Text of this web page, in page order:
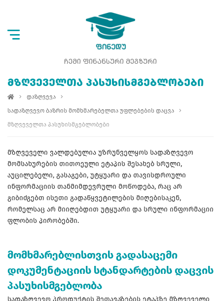
ᲩᲔᲛᲘ ᲤᲘᲜᲐᲜᲡᲣᲠᲘ ᲛᲔᲒᲖᲣᲠᲘ
ᲛᲖᲦᲕᲔᲕᲔᲚᲗᲐ ᲞᲐᲡᲣᲮᲘᲡᲛᲒᲔᲑᲚᲝᲑᲔᲑᲘ
დაზღვევა
სადაზღვევო ბაზრის მომხმარებელთა უფლებების დაცვა
მზღვეველთა პასუხისმგებლობები
მზღვეველი ვალდებულია უზრუნველყოს სადაზღვევო
მომსახურების თითოეული ეტაპის შესახებ სრული,
აუცილებელი, გასაგები, უტყუარი და თავისდროული
ინფორმაციის თანმიმდევრული მოწოდება, რაც არ
გიბიძგებთ ისეთი გადაწყვეტილების მიღებისაკენ,
რომელსაც არ მიიღებდით უტყუარი და სრული ინფორმაციი
ფლობის პირობებში.
მომხმარებლისთვის გადასაცემი
დოკუმენტაციის სტანდარტების დაცვის
პასუხისმგებლობა
სადაზღვევო პროდუქტის შეთავაზების ეტაპზე მზღვეველი